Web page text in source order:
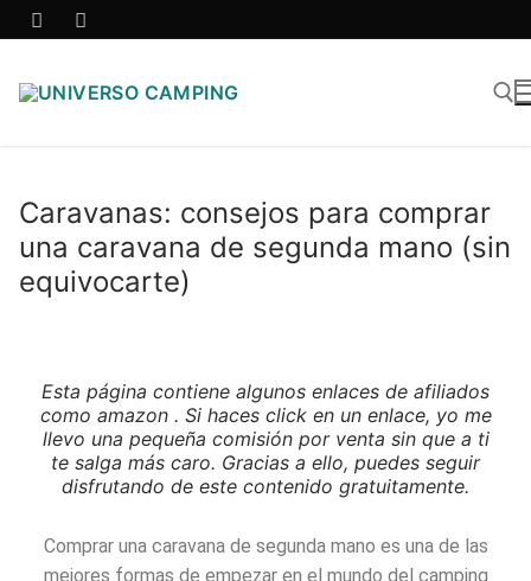
Caravanas: consejos para comprar
una caravana de segunda mano (sin
equivocarte)
Esta página contiene algunos enlaces de afiliados
como amazon . Si haces click en un enlace, yo me
llevo una pequeña comisión por venta sin que a ti
te salga más caro. Gracias a ello, puedes seguir
disfrutando de este contenido gratuitamente.
Comprar una caravana de segunda mano es una de las
mejores formas de empezar en el mundo del camping